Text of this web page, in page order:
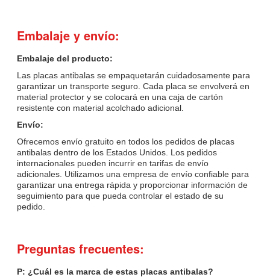
Embalaje y envío:
Embalaje del producto:
Las placas antibalas se empaquetarán cuidadosamente para
garantizar un transporte seguro. Cada placa se envolverá en
material protector y se colocará en una caja de cartón
resistente con material acolchado adicional.
Envío:
Ofrecemos envío gratuito en todos los pedidos de placas
antibalas dentro de los Estados Unidos. Los pedidos
internacionales pueden incurrir en tarifas de envío
adicionales. Utilizamos una empresa de envío confiable para
garantizar una entrega rápida y proporcionar información de
seguimiento para que pueda controlar el estado de su
pedido.
Preguntas frecuentes:
P: ¿Cuál es la marca de estas placas antibalas?